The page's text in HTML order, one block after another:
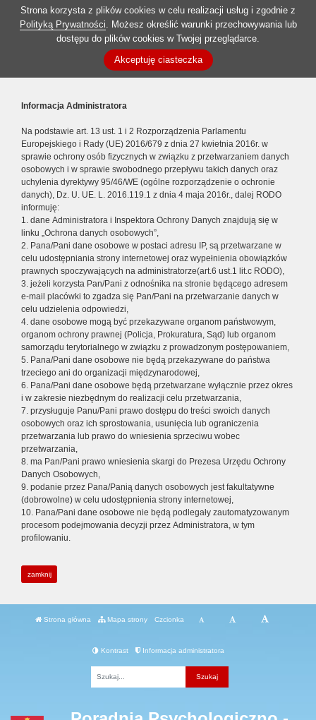
Strona korzysta z plików cookies w celu realizacji usług i zgodnie z
Polityką Prywatności. Możesz określić warunki przechowywania lub
dostępu do plików cookies w Twojej przeglądarce.
Akceptuję ciasteczka
Informacja Administratora
Na podstawie art. 13 ust. 1 i 2 Rozporządzenia Parlamentu
Europejskiego i Rady (UE) 2016/679 z dnia 27 kwietnia 2016r. w
sprawie ochrony osób fizycznych w związku z przetwarzaniem danych
osobowych i w sprawie swobodnego przepływu takich danych oraz
uchylenia dyrektywy 95/46/WE (ogólne rozporządzenie o ochronie
danych), Dz. U. UE. L. 2016.119.1 z dnia 4 maja 2016r., dalej RODO
informuję:
1. dane Administratora i Inspektora Ochrony Danych znajdują się w
linku „Ochrona danych osobowych”,
2. Pana/Pani dane osobowe w postaci adresu IP, są przetwarzane w
celu udostępniania strony internetowej oraz wypełnienia obowiązków
prawnych spoczywających na administratorze(art.6 ust.1 lit.c RODO),
3. jeżeli korzysta Pan/Pani z odnośnika na stronie będącego adresem
e-mail placówki to zgadza się Pan/Pani na przetwarzanie danych w
celu udzielenia odpowiedzi,
4. dane osobowe mogą być przekazywane organom państwowym,
organom ochrony prawnej (Policja, Prokuratura, Sąd) lub organom
samorządu terytorialnego w związku z prowadzonym postępowaniem,
5. Pana/Pani dane osobowe nie będą przekazywane do państwa
trzeciego ani do organizacji międzynarodowej,
6. Pana/Pani dane osobowe będą przetwarzane wyłącznie przez okres
i w zakresie niezbędnym do realizacji celu przetwarzania,
7. przysługuje Panu/Pani prawo dostępu do treści swoich danych
osobowych oraz ich sprostowania, usunięcia lub ograniczenia
przetwarzania lub prawo do wniesienia sprzeciwu wobec
przetwarzania,
8. ma Pan/Pani prawo wniesienia skargi do Prezesa Urzędu Ochrony
Danych Osobowych,
9. podanie przez Pana/Panią danych osobowych jest fakultatywne
(dobrowolne) w celu udostępnienia strony internetowej,
10. Pana/Pani dane osobowe nie będą podlegały zautomatyzowanym
procesom podejmowania decyzji przez Administratora, w tym
profilowaniu.
zamknij
Strona główna Mapa strony Czcionka
Kontrast Informacja administratora